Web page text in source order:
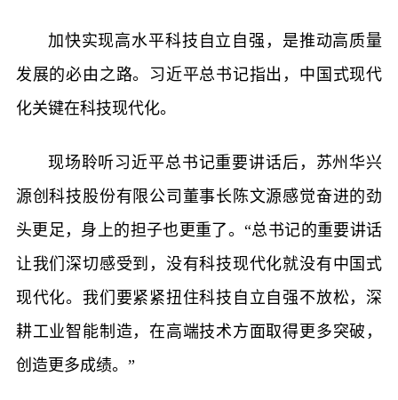
加快实现高水平科技自立自强，是推动高质量
发展的必由之路。习近平总书记指出，中国式现代
化关键在科技现代化。
现场聆听习近平总书记重要讲话后，苏州华兴
源创科技股份有限公司董事长陈文源感觉奋进的劲
头更足，身上的担子也更重了。“总书记的重要讲话
让我们深切感受到，没有科技现代化就没有中国式
现代化。我们要紧紧扭住科技自立自强不放松，深
耕工业智能制造，在高端技术方面取得更多突破，
创造更多成绩。”